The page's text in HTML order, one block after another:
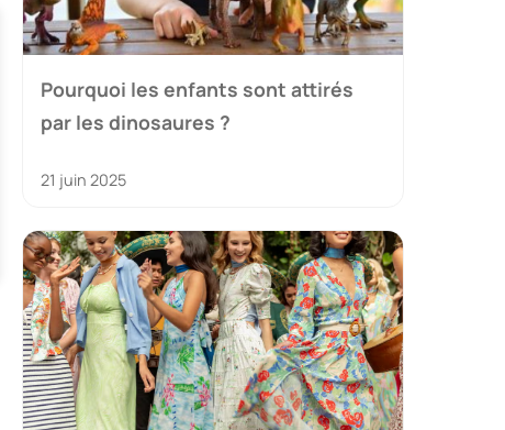
Pourquoi les enfants sont attirés
par les dinosaures ?
21 juin 2025